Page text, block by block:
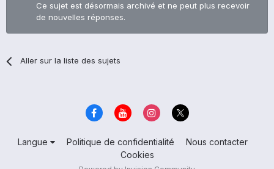
Ce sujet est désormais archivé et ne peut plus recevoir
de nouvelles réponses.
Aller sur la liste des sujets
Langue Politique de confidentialité
Nous contacter
Cookies